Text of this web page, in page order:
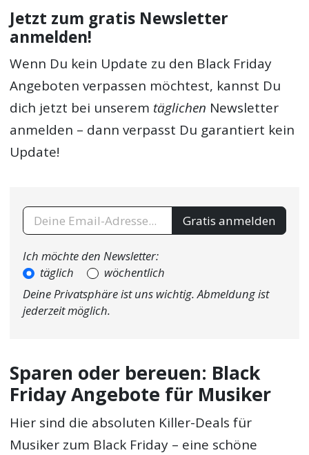
Jetzt zum gratis Newsletter
anmelden!
Wenn Du kein Update zu den Black Friday
Angeboten verpassen möchtest, kannst Du
dich jetzt bei unserem täglichen Newsletter
anmelden – dann verpasst Du garantiert kein
Update!
Gratis anmelden
Ich möchte den Newsletter:
täglich
wöchentlich
Deine Privatsphäre ist uns wichtig. Abmeldung ist
jederzeit möglich.
Sparen oder bereuen: Black
Friday Angebote für Musiker
Hier sind die absoluten Killer-Deals für
Musiker zum Black Friday – eine schöne